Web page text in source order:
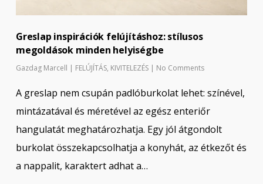
Greslap inspirációk felújításhoz: stílusos
megoldások minden helyiségbe
Gazdag Marcell | FELÚJÍTÁS, KIVITELEZÉS | No Comments
A greslap nem csupán padlóburkolat lehet: színével,
mintázatával és méretével az egész enteriőr
hangulatát meghatározhatja. Egy jól átgondolt
burkolat összekapcsolhatja a konyhát, az étkezőt és
a nappalit, karaktert adhat a…